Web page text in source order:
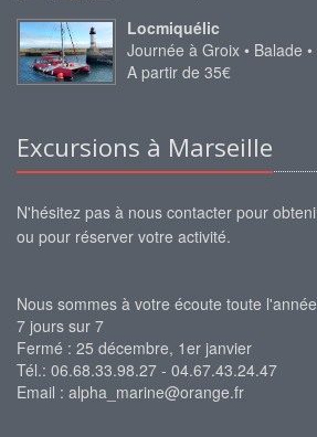
Locmiquélic
Journée à Groix • Balade
A partir de 35€
Excursions à Marseille
N'hésitez pas à nous contacter pour
ou pour réserver votre activité.
Nous sommes à votre écoute toute l'année
7 jours sur 7
Fermé : 25 décembre, 1er janvier
Tél.: 06.68.33.98.27 - 04.67.43.24.47
Email : alpha_marine@orange.fr